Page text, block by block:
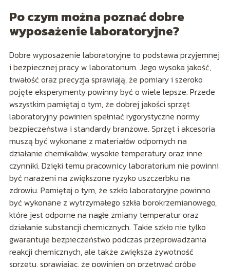
Po czym można poznać dobre
wyposażenie laboratoryjne?
Dobre wyposażenie laboratoryjne to podstawa przyjemnej
i bezpiecznej pracy w laboratorium. Jego wysoka jakość,
trwałość oraz precyzja sprawiają, że pomiary i szeroko
pojęte eksperymenty powinny być o wiele lepsze. Przede
wszystkim pamiętaj o tym, że dobrej jakości sprzęt
laboratoryjny powinien spełniać rygorystyczne normy
bezpieczeństwa i standardy branżowe. Sprzęt i akcesoria
muszą być wykonane z materiałów odpornych na
działanie chemikaliów, wysokie temperatury oraz inne
czynniki. Dzięki temu pracownicy laboratorium nie powinni
być narażeni na zwiększone ryzyko uszczerbku na
zdrowiu. Pamiętaj o tym, że szkło laboratoryjne powinno
być wykonane z wytrzymałego szkła borokrzemianowego,
które jest odporne na nagłe zmiany temperatur oraz
działanie substancji chemicznych. Takie szkło nie tylko
gwarantuje bezpieczeństwo podczas przeprowadzania
reakcji chemicznych, ale także zwiększa żywotność
sprzętu, sprawiając, że powinien on przetrwać próbę